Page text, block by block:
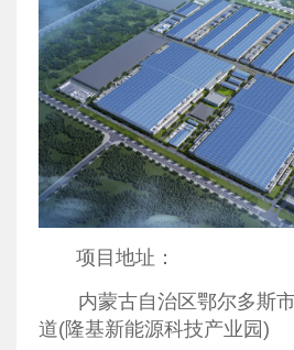
项目地址：
内蒙古自治区鄂尔多斯市
道(隆基新能源科技产业园)